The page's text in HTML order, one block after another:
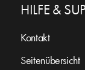
HILFE &
Kontakt
Seitenübersicht